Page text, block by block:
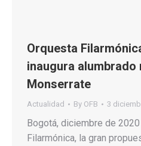
Orquesta
inaugura alumbrado
Monserrate
Actualidad By OFB 3
Bogotá, diciembre de
Filarmónica, la gran